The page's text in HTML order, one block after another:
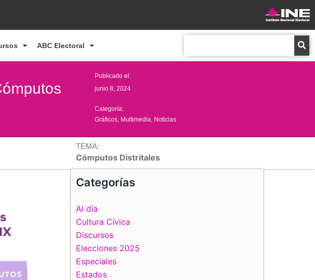
ABC Electoral
Publicado el:
junio 8, 2024
Categoría:
Gráficos Multimedia Noticias
TEMA:
Cómputos Distritales
Categorías
Al día
Cultura Cívica
Discursos
Elecciones 2025
Especiales
Estados